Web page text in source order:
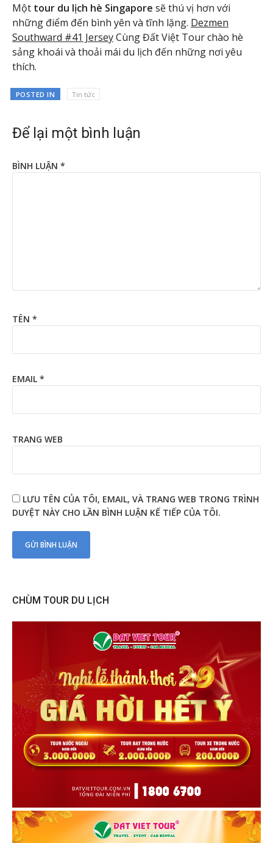
Một tour du lịch hè Singapore sẽ thú vị hơn với
những điểm đến bình yên và tĩnh lặng. Dezmen
Southward #41 JerseyCùng Đất Việt Tour chào hè
sảng khoái và thoải mái du lịch đến những nơi yêu
thích.
POSTED IN Tin tức
Để lại một bình luận
BÌNH LUẬN *
TÊN *
EMAIL *
TRANG WEB
LƯU TÊN CỦA TÔI, EMAIL, VÀ TRANG WEB TRONG TRÌNH
DUYỆT NÀY CHO LẦN BÌNH LUẬN KẾ TIẾP CỦA TÔI.
CHÙM TOUR DU LỊCH